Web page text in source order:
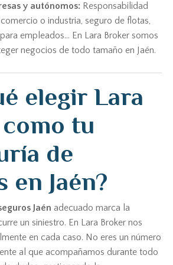
y autónomos: Responsabilidad
o industria, seguro de flotas,
empleados... En Lara Broker somos
negocios de todo tamaño en Jaén.
elegir Lara
tu
de
en Jaén?
Jaén adecuado marca la
un siniestro. En Lara Broker nos
en cada caso. No eres un número
al que acompañamos durante todo